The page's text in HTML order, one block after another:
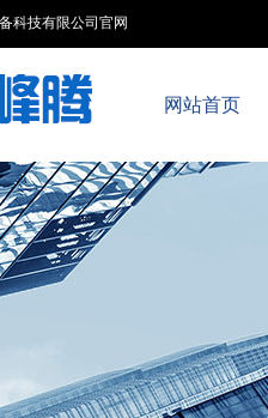
科技有限公司官网
网站首页